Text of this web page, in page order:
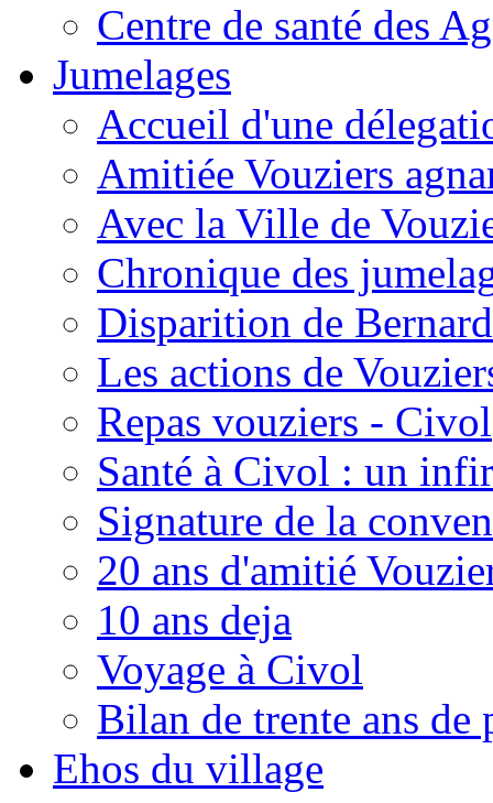
Centre de santé des
Jumelages
Accueil d'une
Amitiée Vouziers
Avec la Ville de
Chronique des
Disparition de
Les actions de
Repas vouziers - Civol
Santé à Civol : un
Signature de la
20 ans d'amitié
10 ans deja
Voyage à Civol
Bilan de trente ans
Ehos du village